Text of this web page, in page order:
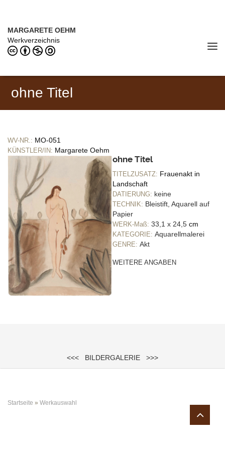
MARGARETE OEHM
Werkverzeichnis
ohne Titel
WV-NR.: MO-051
KÜNSTLER/IN: Margarete Oehm
ohne Titel
TITELZUSATZ: Frauenakt in
Landschaft
DATIERUNG: keine
TECHNIK: Bleistift, Aquarell auf
Papier
WERK-Maß: 33,1 x 24,5 cm
KATEGORIE: Aquarellmalerei
GENRE: Akt
WEITERE ANGABEN
<<< BILDERGALERIE >>>
Sie sind hier
Startseite » Werkauswahl